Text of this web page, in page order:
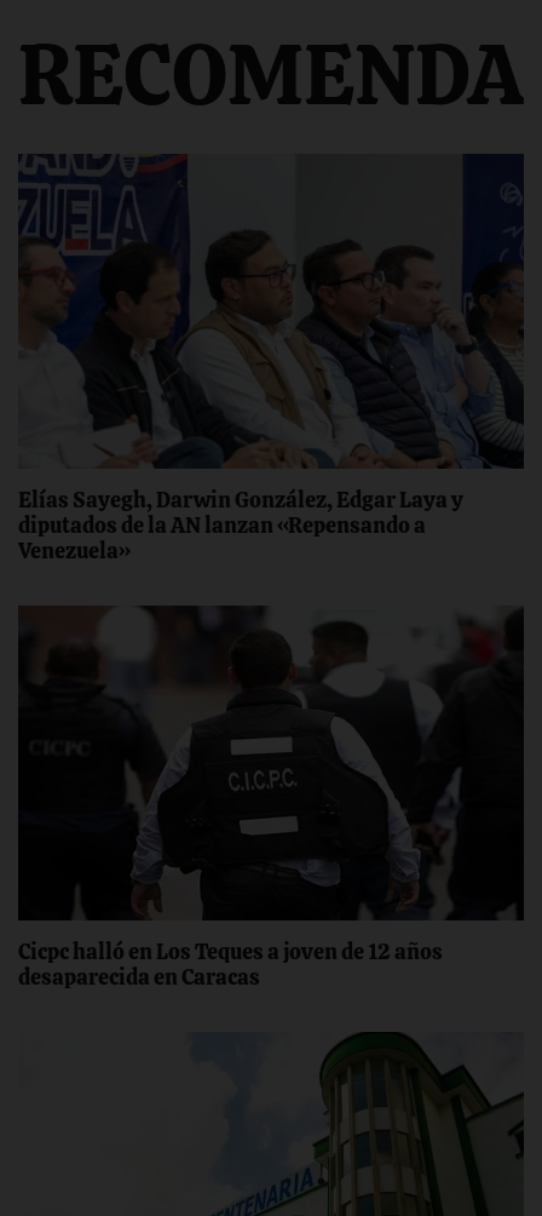
Elías Sayegh, Darwin González, Edgar Laya y
diputados de la AN lanzan «Repensando a
Venezuela»
Cicpc halló en Los Teques a joven de 12 años
desaparecida en Caracas